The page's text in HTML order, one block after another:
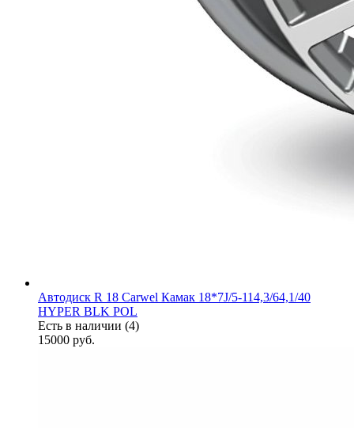
Автодиск R 18 Carwel Камак 18*7J/5-114,3/64,1/40
HYPER BLK POL
Есть в наличии (4)
15000 руб.